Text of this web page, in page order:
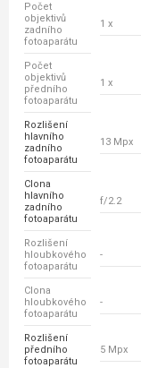
Počet
objektivů
zadního
fotoaparátu
1 x
Počet
objektivů
předního
fotoaparátu
1 x
Rozlišení
hlavního
zadního
fotoaparátu
13 Mpx
Clona
hlavního
zadního
fotoaparátu
f/2.2
Rozlišení
hloubkového
fotoaparátu
-
Clona
hloubkového
fotoaparátu
-
Rozlišení
předního
fotoaparátu
5 Mpx